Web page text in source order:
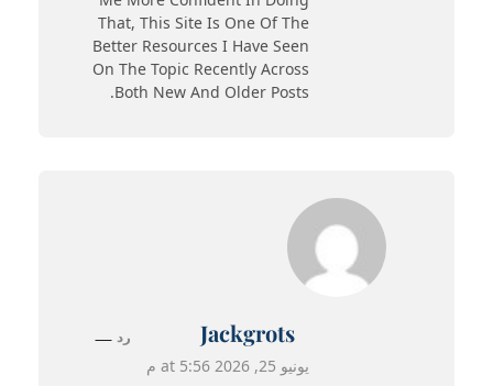
That, This Site Is One Of The
Better Resources I Have Seen
On The Topic Recently Across
Both New And Older Posts.
Jackgrots
يونيو 25, 2026 at 5:56 م
رد